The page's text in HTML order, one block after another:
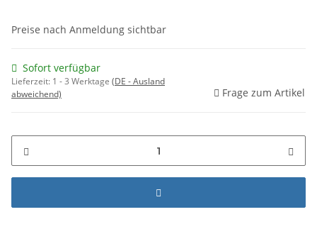
Preise nach Anmeldung sichtbar
Sofort verfügbar
Lieferzeit: 1 - 3 Werktage (DE - Ausland
abweichend)
Frage zum Artikel